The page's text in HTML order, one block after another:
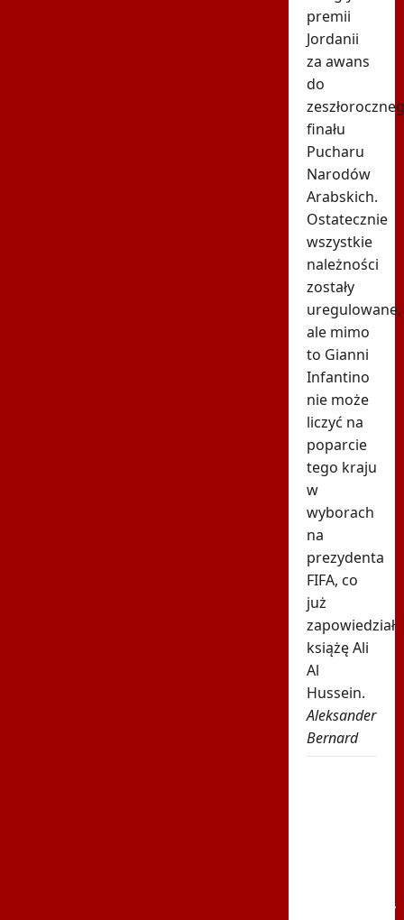
premii
Jordanii
za awans
do
finału
Pucharu
Narodów
Arabskich.
Ostatecznie
wszystkie
należności
zostały
uregulowane,
ale mimo
to Gianni
Infantino
nie może
liczyć na
poparcie
tego kraju
w
wyborach
na
prezydenta
FIFA, co
już
zapowiedział
książę Ali
Al
Hussein.
Aleksander
Bernard
wstrzymany